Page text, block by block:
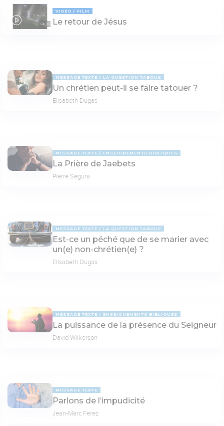
04:36
VIDÉO FILM
Le retour de Jésus
MESSAGE TEXTE LA QUESTION TABOUE
Un chrétien peut-il se faire tatouer ?
Elisabeth Dugas
MESSAGE TEXTE ENSEIGNEMENTS BIBLIQUES
La Prière de Jaebets
Pierre Segura
MESSAGE TEXTE LA QUESTION TABOUE
Est-ce un péché que de se marier avec
un(e) non-chrétien(e) ?
Elisabeth Dugas
MESSAGE TEXTE ENSEIGNEMENTS BIBLIQUES
La puissance de la présence du Seigneur
David Wilkerson
MESSAGE TEXTE
Parlons de l’impudicité
Jean-Marc Ferez